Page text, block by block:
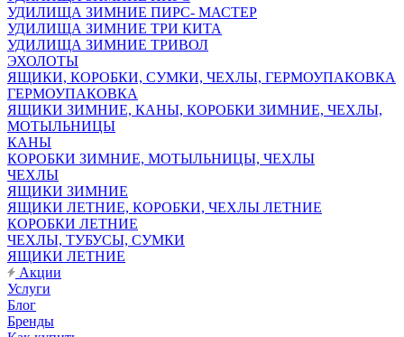
УДИЛИЩА ЗИМНИЕ ПИРС- МАСТЕР
УДИЛИЩА ЗИМНИЕ ТРИ КИТА
УДИЛИЩА ЗИМНИЕ ТРИВОЛ
ЭХОЛОТЫ
ЯЩИКИ, КОРОБКИ, СУМКИ, ЧЕХЛЫ, ГЕРМОУПАКОВКА
ГЕРМОУПАКОВКА
ЯЩИКИ ЗИМНИЕ, КАНЫ, КОРОБКИ ЗИМНИЕ, ЧЕХЛЫ,
МОТЫЛЬНИЦЫ
КАНЫ
КОРОБКИ ЗИМНИЕ, МОТЫЛЬНИЦЫ, ЧЕХЛЫ
ЧЕХЛЫ
ЯЩИКИ ЗИМНИЕ
ЯЩИКИ ЛЕТНИЕ, КОРОБКИ, ЧЕХЛЫ ЛЕТНИЕ
КОРОБКИ ЛЕТНИЕ
ЧЕХЛЫ, ТУБУСЫ, СУМКИ
ЯЩИКИ ЛЕТНИЕ
Акции
Услуги
Блог
Бренды